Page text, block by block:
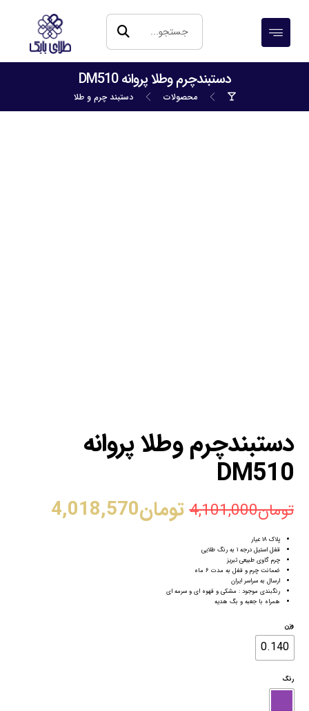
دستبندچرم وطلا پروانه DM510
محصولات دستبند چرم و طلا
دستبندچرم وطلا پروانه
DM510
تومان4,101,000 تومان4,018,570
پلاک ۱۸ عیار
قفل استیل درجه ۱ به رنگ طلایی
چرم گاوی طبیعی تبریز
ضمانت چرم و قفل به مدت ۶ ماه
ارسال به سراسر ایران
رنگبندی موجود : مشکی و قهوه ای و سرمه ای
همراه با جعبه و بگ هدیه
وزن
0.140
رنگ